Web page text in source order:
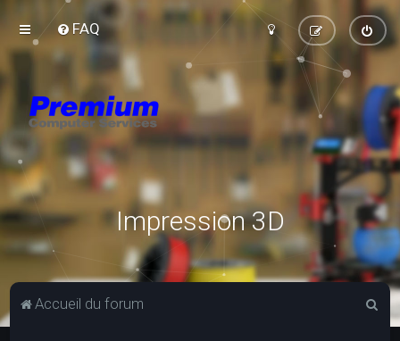
FAQ
Impression 3D
Accueil du forum